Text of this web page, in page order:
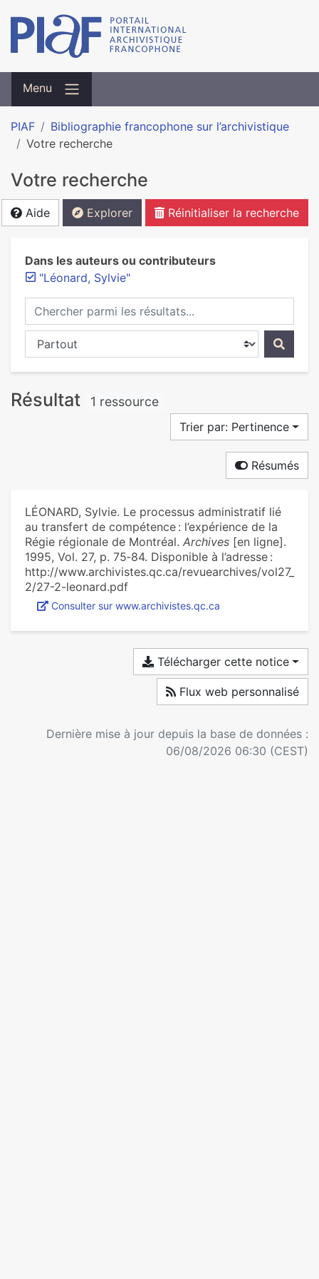
Menu
PIAF
Bibliographie francophone sur l’archivistique
Votre recherche
Votre recherche
Aide Explorer Réinitialiser la recherche
Dans les auteurs ou contributeurs
"Léonard, Sylvie"
Chercher parmi les résultats...
Chercher dans...
Résultat 1 ressource
Trier par: Pertinence
Résumés
LÉONARD, Sylvie. Le processus administratif lié
au transfert de compétence : l’expérience de la
Régie régionale de Montréal. Archives [en ligne].
1995, Vol. 27, p. 75‑84. Disponible à l’adresse :
http://www.archivistes.qc.ca/revuearchives/vol27_
2/27-2-leonard.pdf
Consulter sur www.archivistes.qc.ca
Télécharger cette notice
Flux web personnalisé
Dernière mise à jour depuis la base de données :
06/08/2026 06:30 (CEST)